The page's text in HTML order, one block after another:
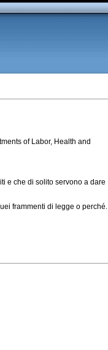
of Labor, Health and
e che di solito servono a dare
frammenti di legge o perché.